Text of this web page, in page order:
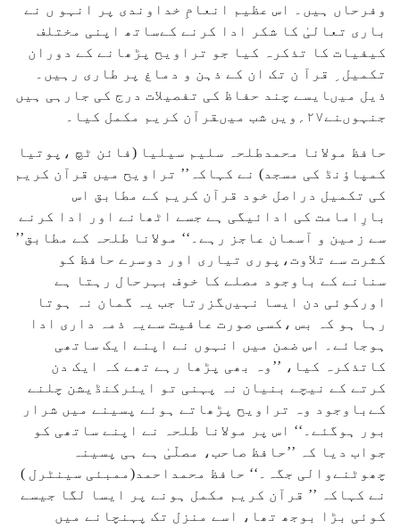
وفرحاں ہیں۔ اس عظیم انعامِ خداوندی پر انہو ں نے
باری تعالیٰ کا شکر ادا کرنے کےساتھ اپنی مختلف
کیفیات کا تذکرہ کیا جو تراویح پڑھانے کے دوران
تکمیل ِ قرآ ن تک ان کے ذہن و دماغ پر طاری رہیں۔
ذیل میںایسے چند حفاظ کی تفصیلات درج کی جارہی ہیں
جنہوںنے۲۷؍ویں شب میںقرآن کریم مکمل کیا۔
حافظ مولانا محمدطلحہ سلیم سیلیا (فائن ٹچ ،پوتیا
کمپاؤنڈ کی مسجد) نے کہاکہ’’ تراویح میں قرآن کریم
کی تکمیل دراصل خود قرآن کریم کے مطابق اس
بارِامامت کی ادائیگی ہے جسے اٹھانے اور ادا کرنے
سے زمین و آسمان عاجز رہے۔‘‘ مولانا طلحہ کے مطابق’’
کثرت سے تلاوت،پوری تیاری اور دوسرے حافظ کو
سنانے کے باوجود مصلے کا خوف بہرحال رہتا ہے
اورکوئی دن ایسا نہیںگزرتا جب یہ گمان نہ ہوتا
رہا ہو کہ بس ،کسی صورت عافیت سےیہ ذمہ داری ادا
ہوجائے۔ اس ضمن میں انہوں نے اپنے ایک ساتھی
کاتذکرہ کیا، ’’وہ بھی پڑھا رہے تھے کہ ایک دن
کرتے کے نیچے بنیان نہ پہنی تو ایئرکنڈیشن چلنے
کےباوجود وہ تراویح پڑھاتے ہوئے پسینے میں شرار
بور ہوگئے۔‘‘ اس پر مولانا طلحہ نے اپنے ساتھی کو
جواب دیا کہ ’’حافظ صاحب، مصلّیٰ ہے ہی پسینہ
چھوٹنےوالی جگہ۔‘‘ حافظ محمداحمد(ممبئی سینٹرل )
نے کہاکہ ’’ قرآن کریم مکمل ہونے پر ایسا لگا جیسے
کوئی بڑا بوجھ تھا، اسے منزل تک پہنچانے میں